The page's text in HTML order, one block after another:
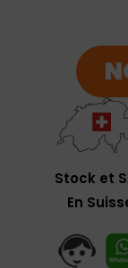
Stock et
En